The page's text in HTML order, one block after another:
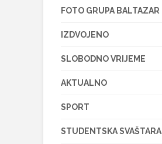
FOTO GRUPA BALTAZAR
IZDVOJENO
SLOBODNO VRIJEME
AKTUALNO
SPORT
STUDENTSKA SVAŠTARA